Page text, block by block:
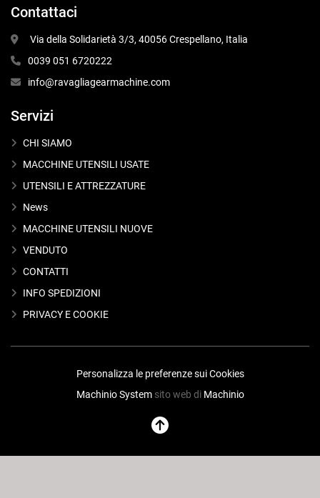
Contattaci
Via della Solidarietà 3/3, 40056 Crespellano, Italia
0039 051 6720222
info@ravagliagearmachine.com
Servizi
CHI SIAMO
MACCHINE UTENSILI USATE
UTENSILI E ATTREZZATURE
News
MACCHINE UTENSILI NUOVE
VENDUTO
CONTATTI
INFO SPEDIZIONI
PRIVACY E COOKIE
Personalizza le preferenze sui Cookies
Machinio Systemsito web di Machinio